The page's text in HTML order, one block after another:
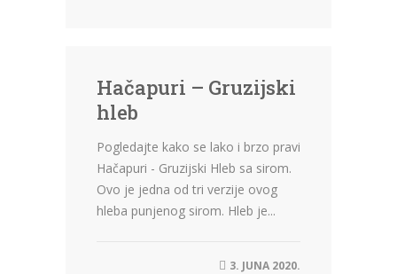
Hačapuri – Gruzijski
hleb
Pogledajte kako se lako i brzo pravi
Hačapuri - Gruzijski Hleb sa sirom.
Ovo je jedna od tri verzije ovog
hleba punjenog sirom. Hleb je...
3. JUNA 2020.